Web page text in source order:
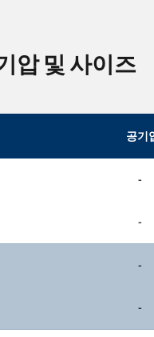
압 및 사이즈
공기
-
-
-
-